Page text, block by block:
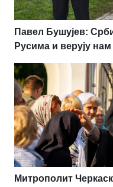
Павел Бушујев:
Русима и верују нам
Митрополит